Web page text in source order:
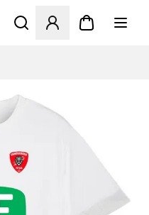
Åbner en Modal til at